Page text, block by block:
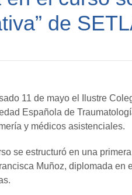
de
11 de mayo el Ilustre
Española de
y médicos asistenciales.
se estructuró en una
Muñoz, diplomada en